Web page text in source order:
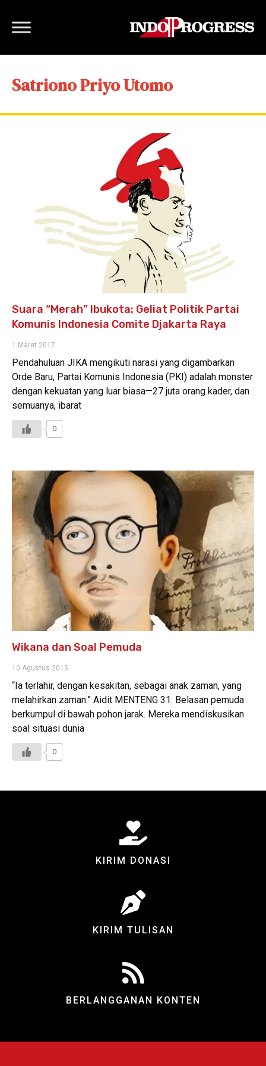
Satriono Priyo Utomo
Suara “Merah” Ibukota: Geliat Politik Partai
Komunis Indonesia Comite Djakarta Raya
1 Maret 2017
Pendahuluan JIKA mengikuti narasi yang digambarkan
Orde Baru, Partai Komunis Indonesia (PKI) adalah monster
dengan kekuatan yang luar biasa—27 juta orang kader, dan
semuanya, ibarat
0
Wikana dan Soal Pemuda
10 Agustus 2015
“Ia terlahir, dengan kesakitan, sebagai anak zaman, yang
melahirkan zaman.” Aidit MENTENG 31. Belasan pemuda
berkumpul di bawah pohon jarak. Mereka mendiskusikan
soal situasi dunia
0
KIRIM DONASI
KIRIM TULISAN
BERLANGGANAN KONTEN